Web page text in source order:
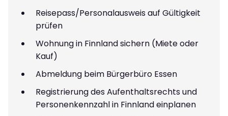
Reisepass/Personalausweis auf Gültigkeit
prüfen
Wohnung in Finnland sichern (Miete oder
Kauf)
Abmeldung beim Bürgerbüro Essen
Registrierung des Aufenthaltsrechts und
Personenkennzahl in Finnland einplanen